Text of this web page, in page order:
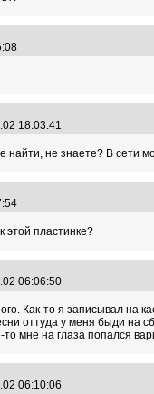
18:03:41
не знаете? В сети
этой пластинке?
06:06:50
Как-то я записывал на
оттуда у меня быди на
то мне на глаза попался
06:10:06